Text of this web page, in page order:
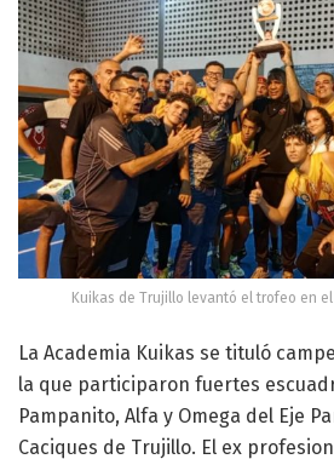
Kuikas de Trujillo levantó el trofeo en el
La Academia Kuikas se tituló
la que participaron fuertes
Pampanito, Alfa y Omega del Eje
Caciques de Trujillo. El ex